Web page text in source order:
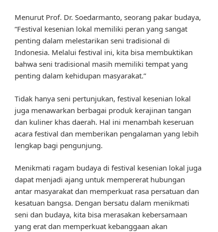
Menurut Prof. Dr. Soedarmanto, seorang pakar budaya,
“Festival kesenian lokal memiliki peran yang sangat
penting dalam melestarikan seni tradisional di
Indonesia. Melalui festival ini, kita bisa membuktikan
bahwa seni tradisional masih memiliki tempat yang
penting dalam kehidupan masyarakat.”
Tidak hanya seni pertunjukan, festival kesenian lokal
juga menawarkan berbagai produk kerajinan tangan
dan kuliner khas daerah. Hal ini menambah keseruan
acara festival dan memberikan pengalaman yang lebih
lengkap bagi pengunjung.
Menikmati ragam budaya di festival kesenian lokal juga
dapat menjadi ajang untuk mempererat hubungan
antar masyarakat dan memperkuat rasa persatuan dan
kesatuan bangsa. Dengan bersatu dalam menikmati
seni dan budaya, kita bisa merasakan kebersamaan
yang erat dan memperkuat kebanggaan akan